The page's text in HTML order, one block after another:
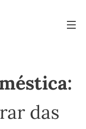
das